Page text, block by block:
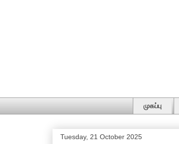
முகப்பு
Tuesday, 21 October 2025